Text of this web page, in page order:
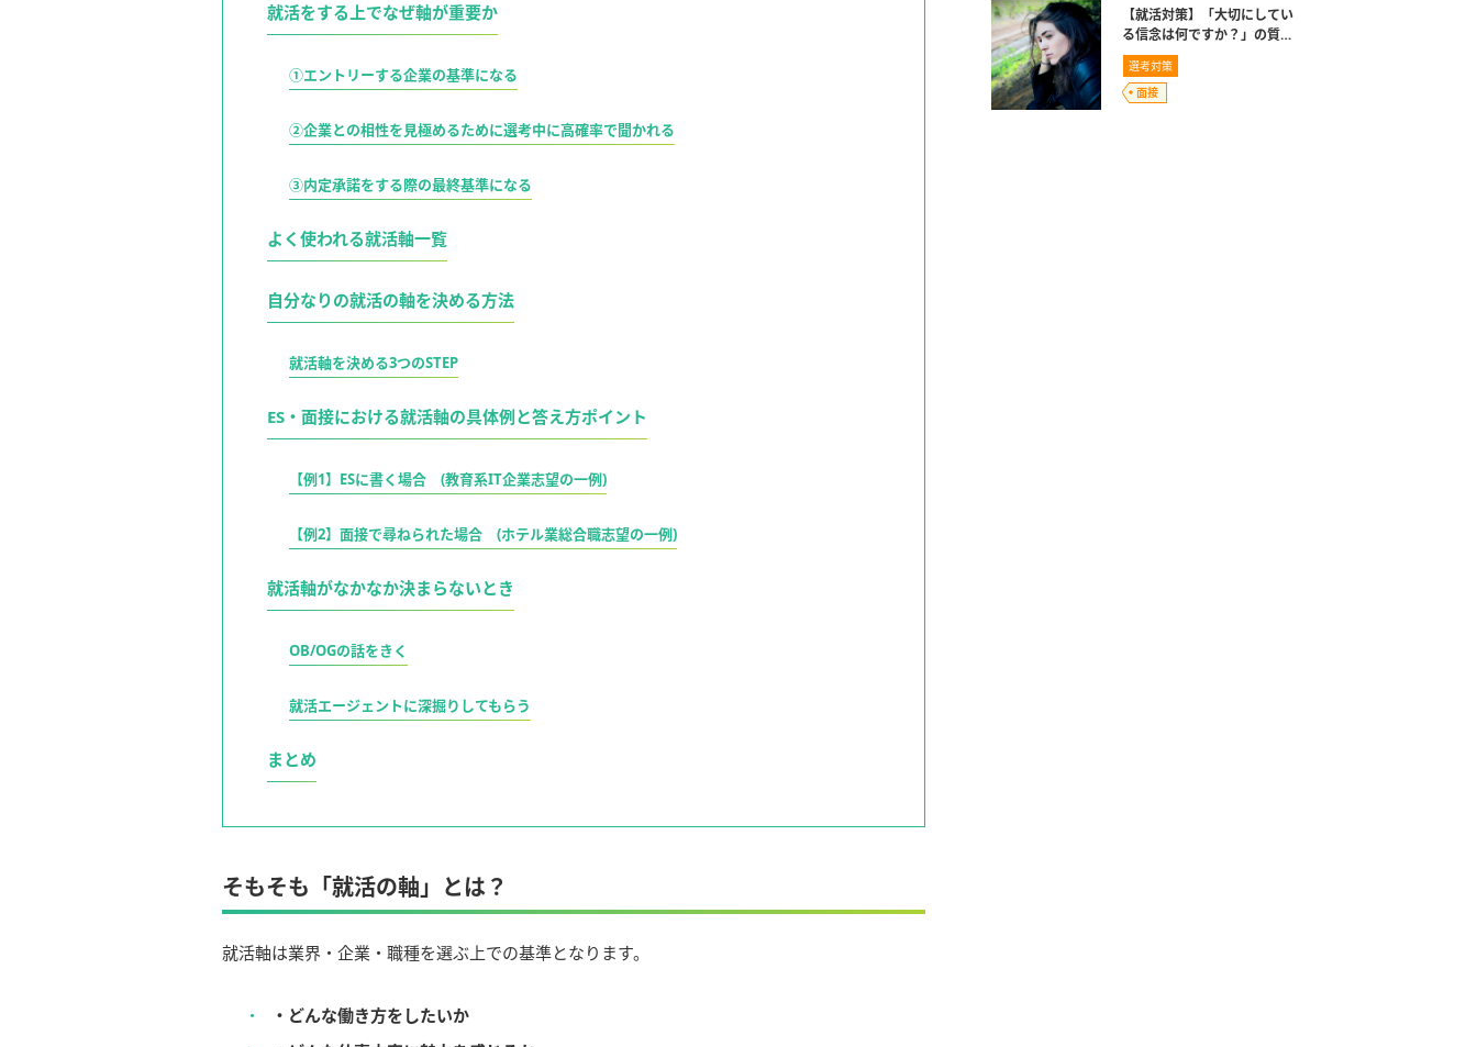
就活をする上でなぜ軸が重要か
①エントリーする企業の基準になる
②企業との相性を見極めるために選考中に高確率で聞かれる
③内定承諾をする際の最終基準になる
よく使われる就活軸一覧
自分なりの就活の軸を決める方法
就活軸を決める3つのSTEP
ES・面接における就活軸の具体例と答え方ポイント
【例1】ESに書く場合 (教育系IT企業志望の一例)
【例2】面接で尋ねられた場合 (ホテル業総合職志望の一例)
就活軸がなかなか決まらないとき
OB/OGの話をきく
就活エージェントに深掘りしてもらう
まとめ
そもそも「就活の軸」とは？
就活軸は業界・企業・職種を選ぶ上での基準となります。
・どんな働き方をしたいか
【就活対策】「大切にしてい
る信念は何ですか？」の質問
意図と回答方法
選考対策
面接